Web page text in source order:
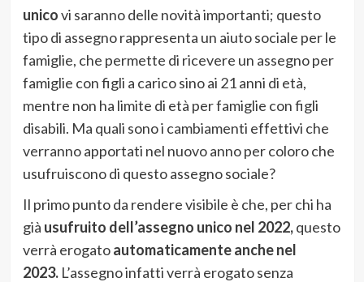
unicovi saranno delle novità importanti; questo
tipo di assegno rappresenta un aiuto sociale per le
famiglie, che permette di ricevere un assegno per
famiglie con figli a carico sino ai 21 anni di età,
mentre non ha limite di età per famiglie con figli
disabili. Ma quali sono i cambiamenti effettivi che
verranno apportati nel nuovo anno per coloro che
usufruiscono di questo assegno sociale?
Il primo punto da rendere visibile è che, per chi ha
già usufruito dell’assegno unico nel 2022,questo
verrà erogatoautomaticamente anche nel
2023. L’assegno infatti verrà erogato senza